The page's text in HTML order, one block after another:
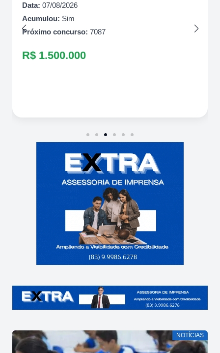
Data: 07/08/2026
Acumulou: Sim
Próximo concurso: 7087
R$ 1.500.000
NOTÍCIAS